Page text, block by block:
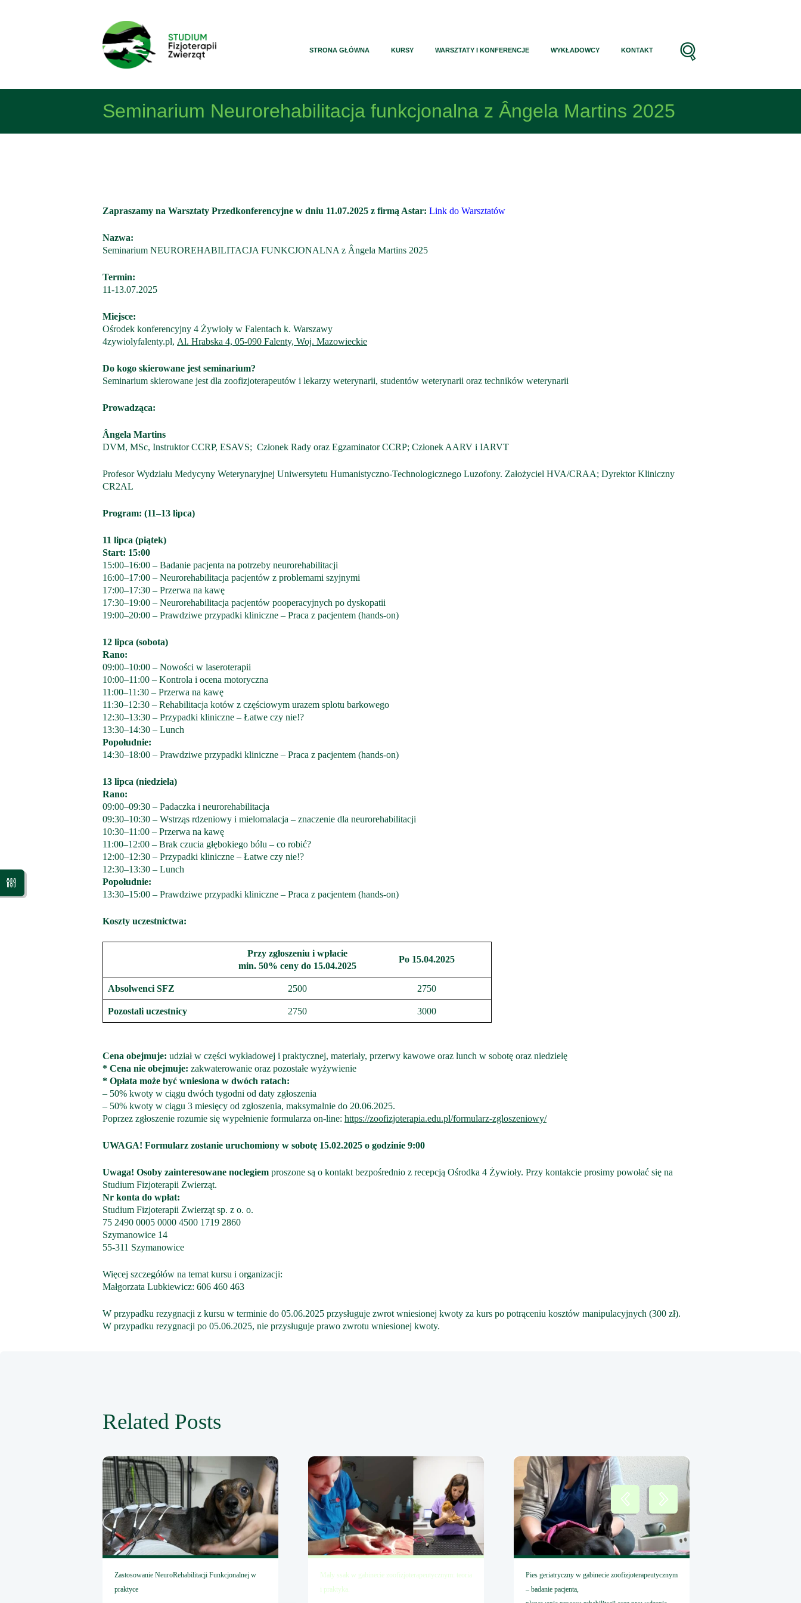
STRONA GŁÓWNA KURSY WARSZTATY I KONFERENCJE WYKŁADOWCY KONTAKT
Seminarium Neurorehabilitacja funkcjonalna z Ângela Martins 2025
Zapraszamy na Warsztaty Przedkonferencyjne w dniu 11.07.2025 z firmą Astar: Link do Warsztatów
Nazwa:
Seminarium NEUROREHABILITACJA FUNKCJONALNA z Ângela Martins 2025
Termin:
11-13.07.2025
Miejsce:
Ośrodek konferencyjny 4 Żywioły w Falentach k. Warszawy
4zywiolyfalenty.pl, Al. Hrabska 4, 05-090 Falenty, Woj. Mazowieckie
Do kogo skierowane jest seminarium?
Seminarium skierowane jest dla zoofizjoterapeutów i lekarzy weterynarii, studentów weterynarii oraz techników weterynarii
Prowadząca:
Ângela Martins
DVM, MSc, Instruktor CCRP, ESAVS; Członek Rady oraz Egzaminator CCRP; Członek AARV i IARVT
Profesor Wydziału Medycyny Weterynaryjnej Uniwersytetu Humanistyczno-Technologicznego Luzofony. Założyciel HVA/CRAA; Dyrektor Kliniczny
CR2AL
Program: (11–13 lipca)
11 lipca (piątek)
Start: 15:00
15:00–16:00 – Badanie pacjenta na potrzeby neurorehabilitacji
16:00–17:00 – Neurorehabilitacja pacjentów z problemami szyjnymi
17:00–17:30 – Przerwa na kawę
17:30–19:00 – Neurorehabilitacja pacjentów pooperacyjnych po dyskopatii
19:00–20:00 – Prawdziwe przypadki kliniczne – Praca z pacjentem (hands-on)
12 lipca (sobota)
Rano:
09:00–10:00 – Nowości w laseroterapii
10:00–11:00 – Kontrola i ocena motoryczna
11:00–11:30 – Przerwa na kawę
11:30–12:30 – Rehabilitacja kotów z częściowym urazem splotu barkowego
12:30–13:30 – Przypadki kliniczne – Łatwe czy nie!?
13:30–14:30 – Lunch
Popołudnie:
14:30–18:00 – Prawdziwe przypadki kliniczne – Praca z pacjentem (hands-on)
13 lipca (niedziela)
Rano:
09:00–09:30 – Padaczka i neurorehabilitacja
09:30–10:30 – Wstrząs rdzeniowy i mielomalacja – znaczenie dla neurorehabilitacji
10:30–11:00 – Przerwa na kawę
11:00–12:00 – Brak czucia głębokiego bólu – co robić?
12:00–12:30 – Przypadki kliniczne – Łatwe czy nie!?
12:30–13:30 – Lunch
Popołudnie:
13:30–15:00 – Prawdziwe przypadki kliniczne – Praca z pacjentem (hands-on)
Koszty uczestnictwa:
Przy zgłoszeniu i wpłacie
min. 50% ceny do 15.04.2025
Po 15.04.2025
Absolwenci SFZ 2500 2750
Pozostali uczestnicy 2750 3000
Cena obejmuje: udział w części wykładowej i praktycznej, materiały, przerwy kawowe oraz lunch w sobotę oraz niedzielę
* Cena nie obejmuje: zakwaterowanie oraz pozostałe wyżywienie
* Opłata może być wniesiona w dwóch ratach:
– 50% kwoty w ciągu dwóch tygodni od daty zgłoszenia
– 50% kwoty w ciągu 3 miesięcy od zgłoszenia, maksymalnie do 20.06.2025.
Poprzez zgłoszenie rozumie się wypełnienie formularza on-line: https://zoofizjoterapia.edu.pl/formularz-zgloszeniowy/
UWAGA! Formularz zostanie uruchomiony w sobotę 15.02.2025 o godzinie 9:00
Uwaga! Osoby zainteresowane noclegiem proszone są o kontakt bezpośrednio z recepcją Ośrodka 4 Żywioły. Przy kontakcie prosimy powołać się na
Studium Fizjoterapii Zwierząt.
Nr konta do wpłat:
Studium Fizjoterapii Zwierząt sp. z o. o.
75 2490 0005 0000 4500 1719 2860
Szymanowice 14
55-311 Szymanowice
Więcej szczegółów na temat kursu i organizacji:
Małgorzata Lubkiewicz: 606 460 463
W przypadku rezygnacji z kursu w terminie do 05.06.2025 przysługuje zwrot wniesionej kwoty za kurs po potrąceniu kosztów manipulacyjnych (300 zł).
W przypadku rezygnacji po 05.06.2025, nie przysługuje prawo zwrotu wniesionej kwoty.
Related Posts
Zastosowanie NeuroRehabilitacji Funkcjonalnej w
praktyce
Mały ssak w gabinecie zoofizjoterapeutycznym: teoria
i praktyka.
Pies geriatryczny w gabinecie zoofizjoterapeutycznym
– badanie pacjenta,